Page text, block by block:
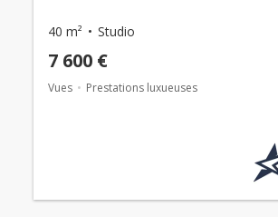
40 m² Studio
7 600 €
Vues Prestations luxueuses